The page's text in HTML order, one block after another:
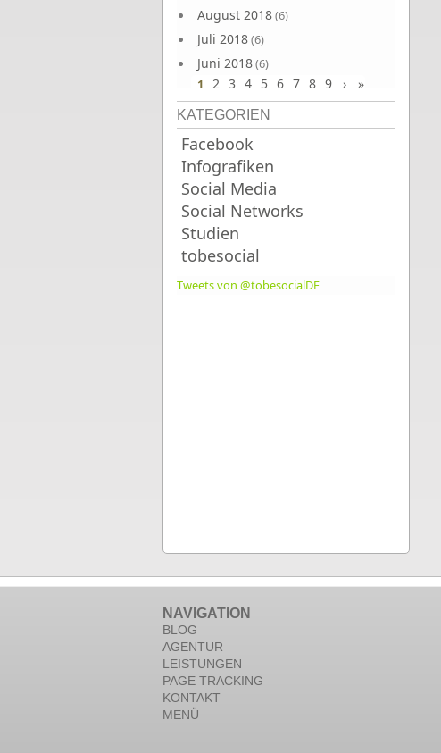
August 2018(6)
Juli 2018(6)
Juni 2018(6)
1 2 3 4 5 6 7 8 9 › »
KATEGORIEN
Facebook
Infografiken
Social Media
Social Networks
Studien
tobesocial
Tweets von @tobesocialDE
NAVIGATION
BLOG
AGENTUR
LEISTUNGEN
PAGE TRACKING
KONTAKT
MENÜ